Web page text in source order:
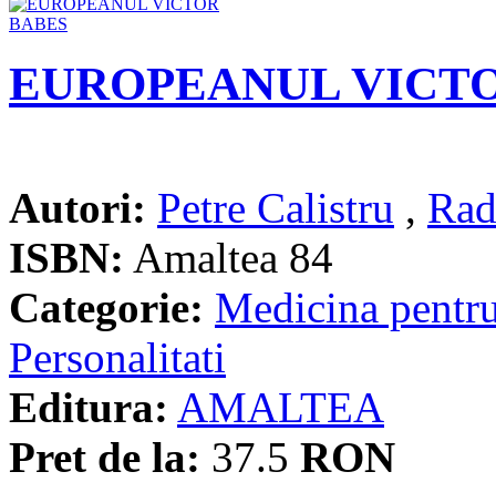
EUROPEANUL
Autori: Petre Calistru ,
ISBN: Amaltea 84
Categorie: Medicina
Personalitati
Editura: AMALTEA
Pret de la: 37.5 RON